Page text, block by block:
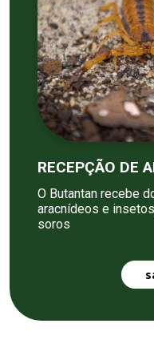
RECEPÇÃO DE
O Butantan recebe
aracnídeos e
soros